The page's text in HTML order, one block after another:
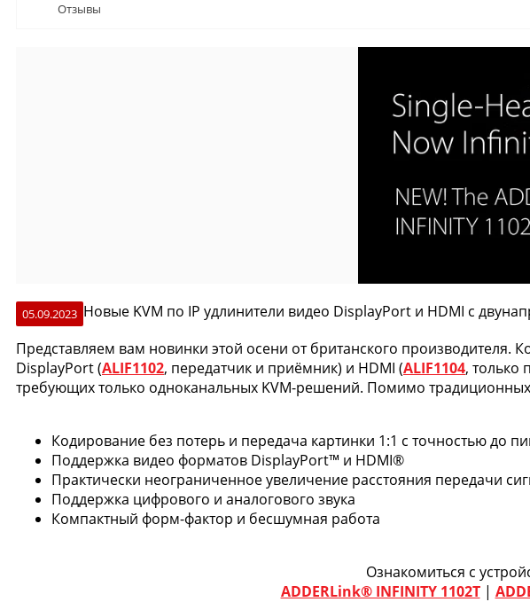
Отзывы
05.09.2023 Новые KVM по IP удлинители видео DisplayPort и HDMI с
Представляем вам новинки этой осени от британского производителя.
DisplayPort (ALIF1102, передатчик и приёмник) и HDMI (ALIF1104, только
требующих только одноканальных KVM-решений. Помимо
Кодирование без потерь и передача картинки 1:1 с точностью до
Поддержка видео форматов DisplayPort™ и HDMI®
Практически неограниченное увеличение расстояния передачи
Поддержка цифрового и аналогового звука
Компактный форм-фактор и бесшумная работа
Ознакомиться с
ADDERLink® INFINITY 1102T|